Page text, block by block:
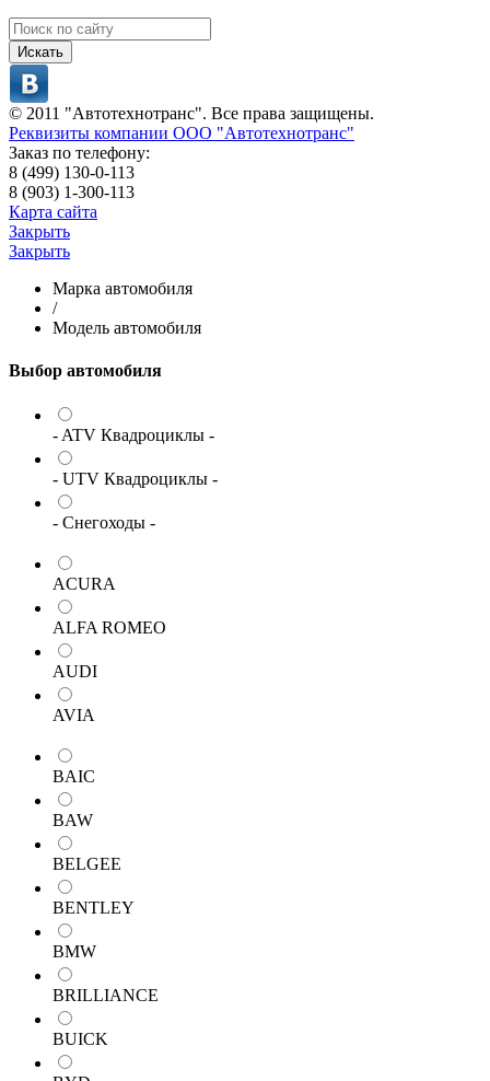
Искать
© 2011 "Автотехнотранс". Все права защищены.
Реквизиты компании ООО "Автотехнотранс"
Заказ по телефону:
8 (499) 130-0-113
8 (903) 1-300-113
Карта сайта
Закрыть
Закрыть
Марка автомобиля
/
Модель автомобиля
Выбор автомобиля
- ATV Квадроциклы -
- UTV Квадроциклы -
- Снегоходы -
ACURA
ALFA ROMEO
AUDI
AVIA
BAIC
BAW
BELGEE
BENTLEY
BMW
BRILLIANCE
BUICK